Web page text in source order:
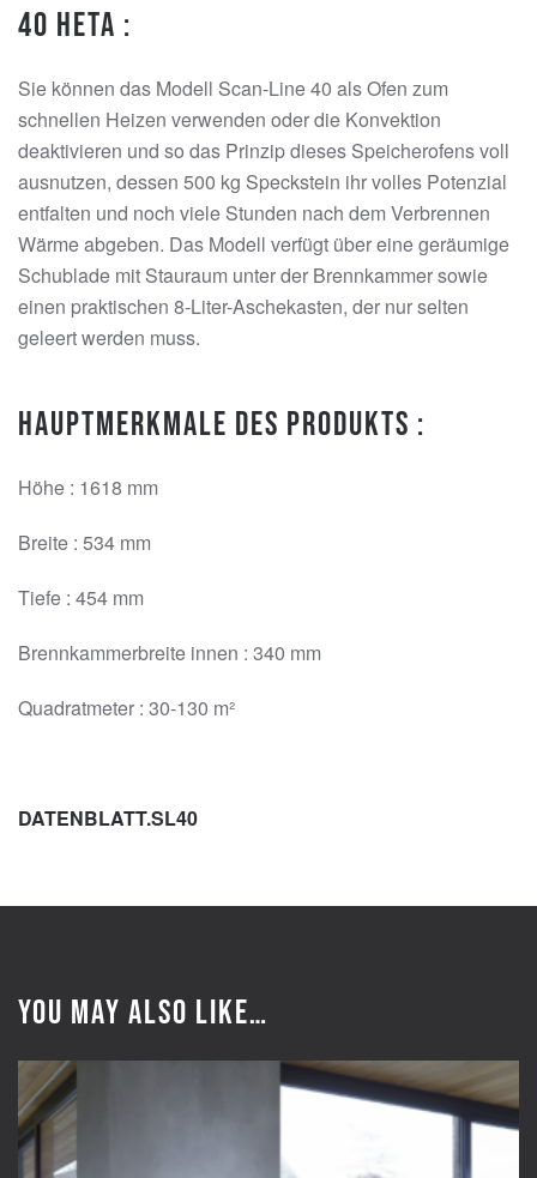
40 Heta :
Sie können das Modell Scan-Line 40 als Ofen zum
schnellen Heizen verwenden oder die Konvektion
deaktivieren und so das Prinzip dieses Speicherofens voll
ausnutzen, dessen 500 kg Speckstein ihr volles Potenzial
entfalten und noch viele Stunden nach dem Verbrennen
Wärme abgeben. Das Modell verfügt über eine geräumige
Schublade mit Stauraum unter der Brennkammer sowie
einen praktischen 8-Liter-Aschekasten, der nur selten
geleert werden muss.
Hauptmerkmale des Produkts :
Höhe : 1618 mm
Breite : 534 mm
Tiefe : 454 mm
Brennkammerbreite innen : 340 mm
Quadratmeter : 30-130 m²
DATENBLATT.SL40
You may also like…